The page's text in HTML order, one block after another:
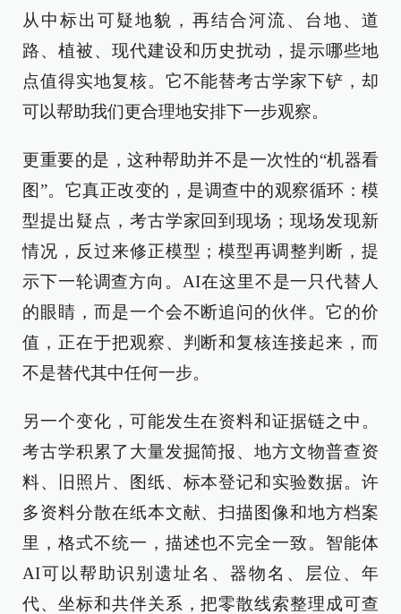
从中标出可疑地貌，再结合河流、台地、道
路、植被、现代建设和历史扰动，提示哪些地
点值得实地复核。它不能替考古学家下铲，却
可以帮助我们更合理地安排下一步观察。
更重要的是，这种帮助并不是一次性的“机器看
图”。它真正改变的，是调查中的观察循环：模
型提出疑点，考古学家回到现场；现场发现新
情况，反过来修正模型；模型再调整判断，提
示下一轮调查方向。AI在这里不是一只代替人
的眼睛，而是一个会不断追问的伙伴。它的价
值，正在于把观察、判断和复核连接起来，而
不是替代其中任何一步。
另一个变化，可能发生在资料和证据链之中。
考古学积累了大量发掘简报、地方文物普查资
料、旧照片、图纸、标本登记和实验数据。许
多资料分散在纸本文献、扫描图像和地方档案
里，格式不统一，描述也不完全一致。智能体
AI可以帮助识别遗址名、器物名、层位、年
代、坐标和共伴关系，把零散线索整理成可查